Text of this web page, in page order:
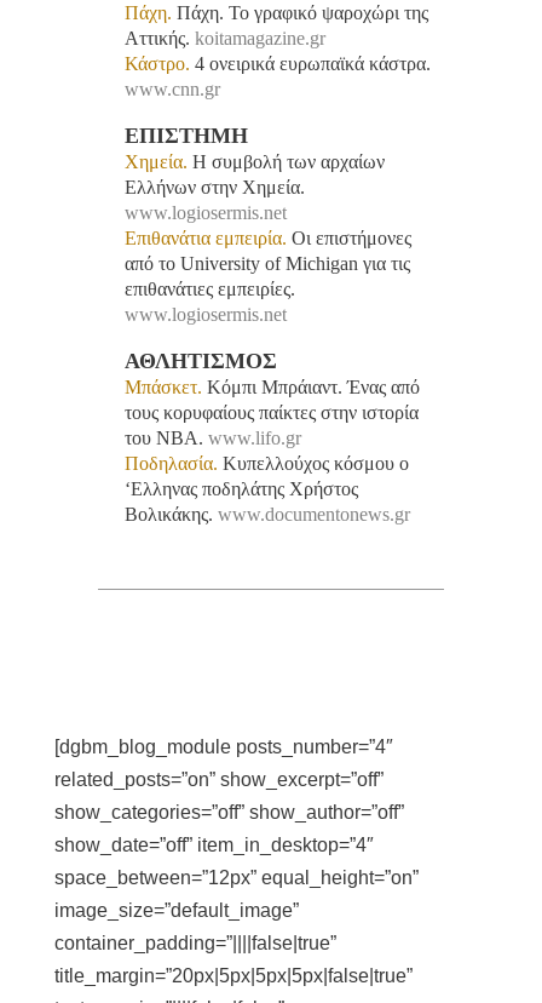
Πάχη. Πάχη. Το γραφικό ψαροχώρι της
Αττικής. koitamagazine.gr
Κάστρο. 4 ονειρικά ευρωπαϊκά κάστρα.
www.cnn.gr
ΕΠΙΣΤΗΜΗ
Χημεία. Η συμβολή των αρχαίων
Ελλήνων στην Χημεία.
www.logiosermis.net
Επιθανάτια εμπειρία. Οι επιστήμονες
από το University of Michigan για τις
επιθανάτιες εμπειρίες.
www.logiosermis.net
ΑΘΛΗΤΙΣΜΟΣ
Μπάσκετ. Κόμπι Μπράιαντ. Ένας από
τους κορυφαίους παίκτες στην ιστορία
του NBA. www.lifo.gr
Ποδηλασία. Κυπελλούχος κόσμου ο
‘Ελληνας ποδηλάτης Χρήστος
Βολικάκης. www.documentonews.gr
[dgbm_blog_module posts_number=”4″
related_posts=”on” show_excerpt=”off”
show_categories=”off” show_author=”off”
show_date=”off” item_in_desktop=”4″
space_between=”12px” equal_height=”on”
image_size=”default_image”
container_padding=”||||false|true”
title_margin=”20px|5px|5px|5px|false|true”